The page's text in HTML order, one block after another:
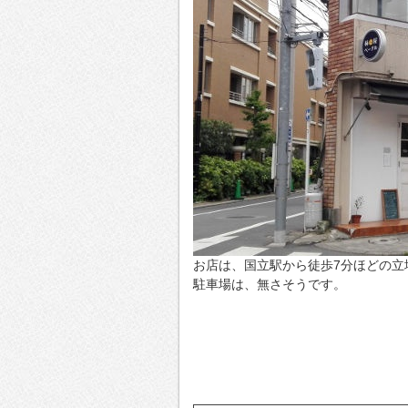
お店は、国立駅から徒歩7分ほどの立
駐車場は、無さそうです。